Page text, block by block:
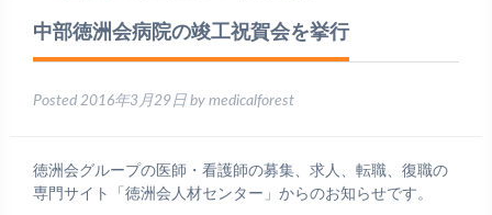
中部徳洲会病院の竣工祝賀会を挙行
Posted 2016年3月29日 by medicalforest
徳洲会グループの医師・看護師の募集、求人、転職、復職の
専門サイト「徳洲会人材センター」からのお知らせです。